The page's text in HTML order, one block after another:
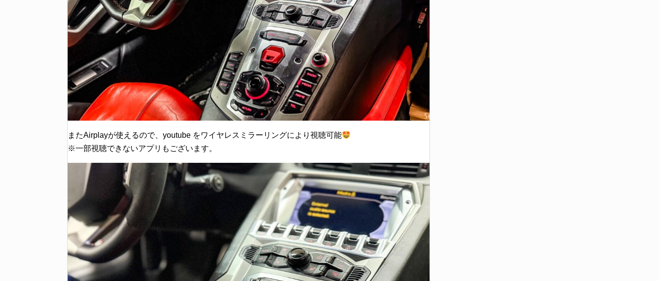
またAirplayが使えるので、youtube をワイヤレスミラーリングにより視聴可能
※一部視聴できないアプリもございます。